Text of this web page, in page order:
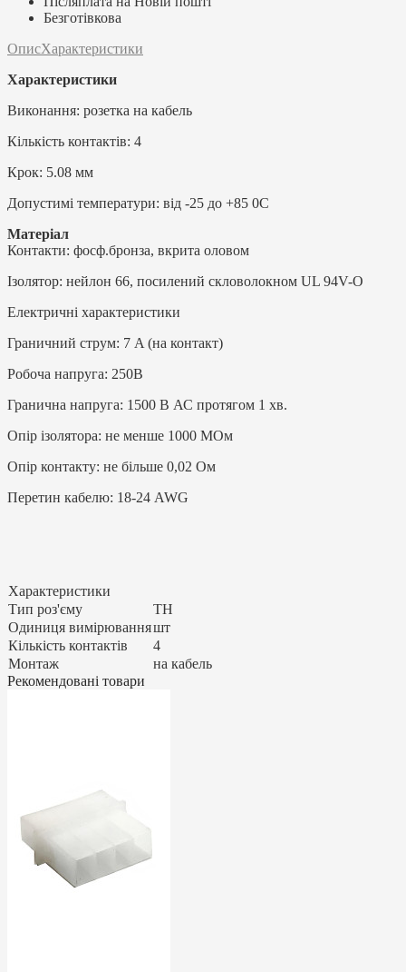
Безготівкова
ОписХарактеристики
Характеристики
Виконання: розетка на кабель
Кількість контактів: 4
Крок: 5.08 мм
Допустимі температури: від -25 до +85 0C
Матеріал
Контакти: фосф.бронза, вкрита оловом
Ізолятор: нейлон 66, посилений скловолокном UL 94V-O
Електричні характеристики
Граничний струм: 7 A (на контакт)
Робоча напруга: 250В
Гранична напруга: 1500 В АС протягом 1 хв.
Опір ізолятора: не менше 1000 МОм
Опір контакту: не більше 0,02 Ом
Перетин кабелю: 18-24 AWG
Характеристики
Тип роз'єму
TH
Одиниця вимірюванняшт
Кількість контактів
4
Монтаж
на кабель
Рекомендовані товари